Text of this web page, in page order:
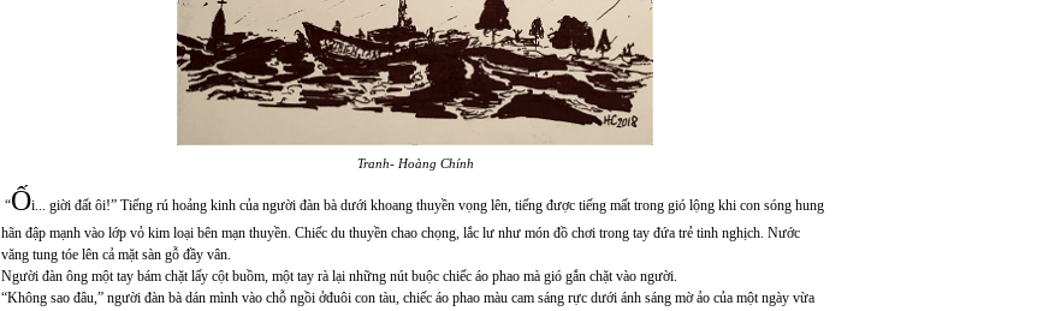
Tranh- Hoàng Chính
“Ối... giời đất ôi!” Tiếng rú hoảng kinh của người đàn bà dưới khoang thuyền vọng lên, tiếng được tiếng mất trong gió lộng khi con sóng hung
hãn đập mạnh vào lớp vỏ kim loại bên mạn thuyền. Chiếc du thuyền chao chọng, lắc lư như món đồ chơi trong tay đứa trẻ tinh nghịch. Nước
văng tung tóe lên cả mặt sàn gỗ đầy vân.
Người đàn ông một tay bám chặt lấy cột buồm, một tay rà lại những nút buộc chiếc áo phao mà gió gắn chặt vào người.
“Không sao đâu,” người đàn bà dán mình vào chỗ ngồi ởđuôi con tàu, chiếc áo phao màu cam sáng rực dưới ánh sáng mờ ảo của một ngày vừa